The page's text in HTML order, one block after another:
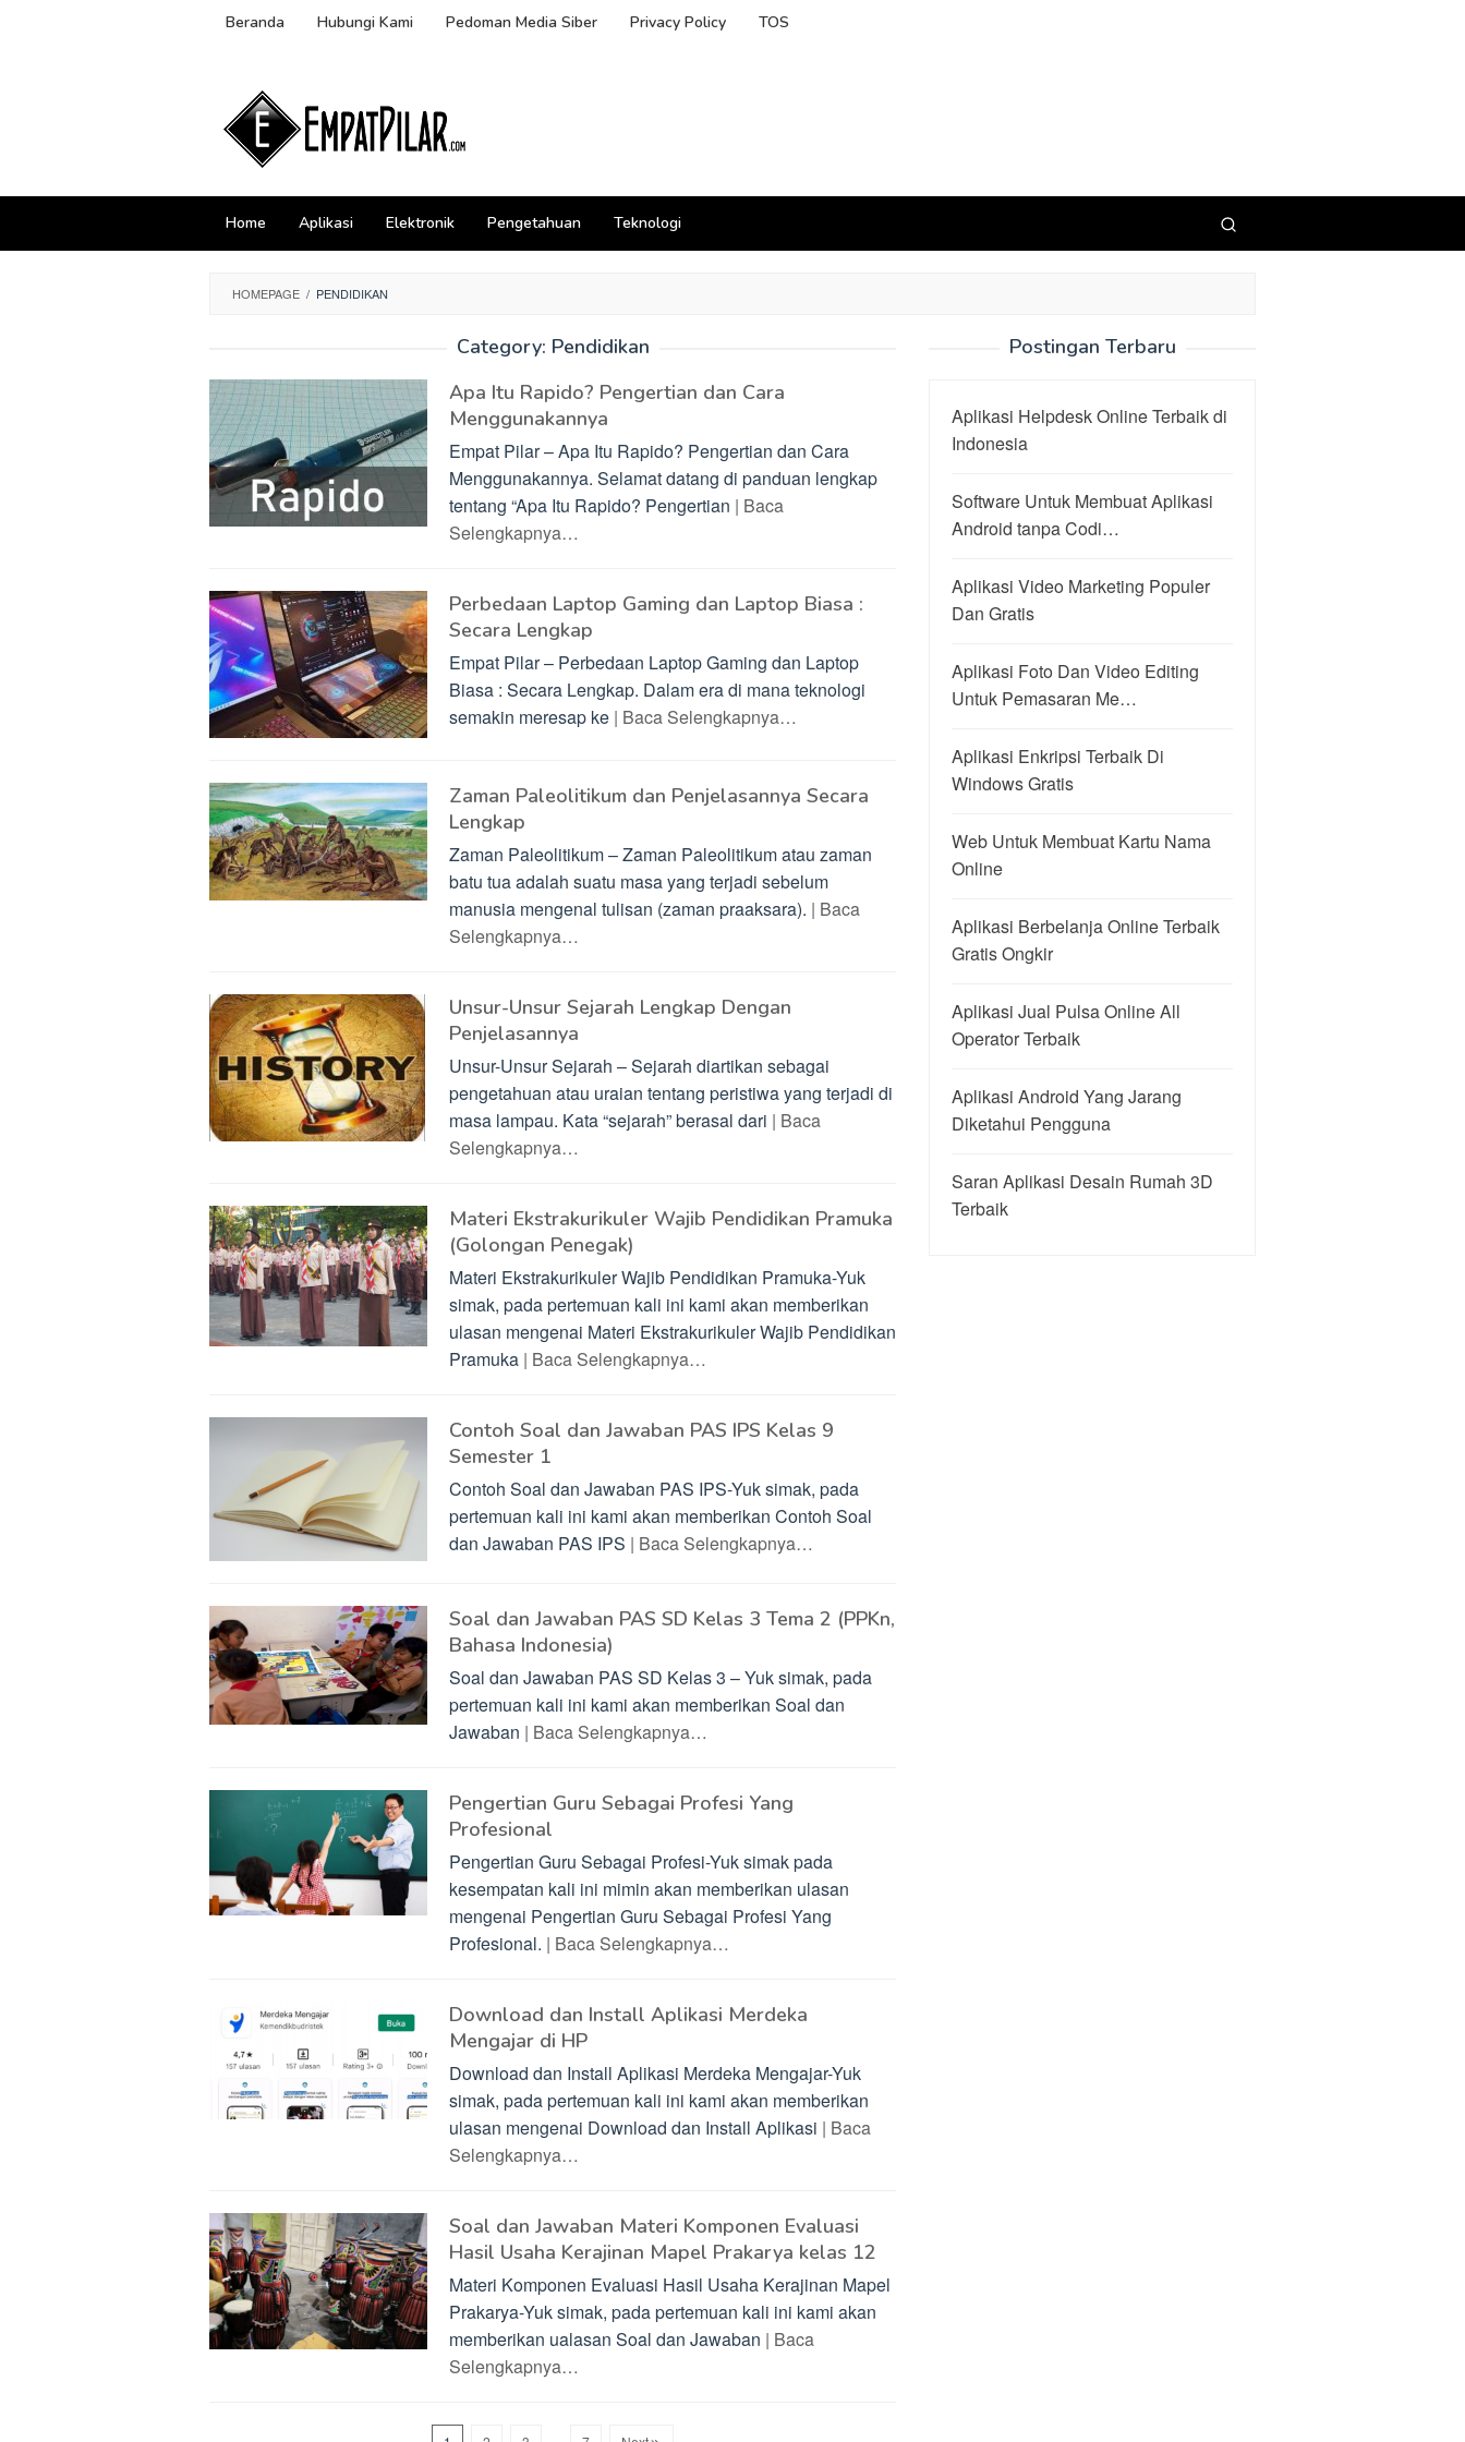
Beranda Hubungi Kami Pedoman Media Siber Privacy Policy TOS
Home Aplikasi Elektronik Pengetahuan Teknologi
HOMEPAGE / PENDIDIKAN
Category: Pendidikan
Apa Itu Rapido? Pengertian dan Cara
Menggunakannya
Empat Pilar – Apa Itu Rapido? Pengertian dan Cara
Menggunakannya. Selamat datang di panduan lengkap
tentang “Apa Itu Rapido? Pengertian | Baca
Selengkapnya…
Perbedaan Laptop Gaming dan Laptop Biasa :
Secara Lengkap
Empat Pilar – Perbedaan Laptop Gaming dan Laptop
Biasa : Secara Lengkap. Dalam era di mana teknologi
semakin meresap ke | Baca Selengkapnya…
Zaman Paleolitikum dan Penjelasannya Secara
Lengkap
Zaman Paleolitikum – Zaman Paleolitikum atau zaman
batu tua adalah suatu masa yang terjadi sebelum
manusia mengenal tulisan (zaman praaksara). | Baca
Selengkapnya…
Unsur-Unsur Sejarah Lengkap Dengan
Penjelasannya
Unsur-Unsur Sejarah – Sejarah diartikan sebagai
pengetahuan atau uraian tentang peristiwa yang terjadi di
masa lampau. Kata “sejarah” berasal dari | Baca
Selengkapnya…
Materi Ekstrakurikuler Wajib Pendidikan Pramuka
(Golongan Penegak)
Materi Ekstrakurikuler Wajib Pendidikan Pramuka-Yuk
simak, pada pertemuan kali ini kami akan memberikan
ulasan mengenai Materi Ekstrakurikuler Wajib Pendidikan
Pramuka | Baca Selengkapnya…
Contoh Soal dan Jawaban PAS IPS Kelas 9
Semester 1
Contoh Soal dan Jawaban PAS IPS-Yuk simak, pada
pertemuan kali ini kami akan memberikan Contoh Soal
dan Jawaban PAS IPS | Baca Selengkapnya…
Soal dan Jawaban PAS SD Kelas 3 Tema 2 (PPKn,
Bahasa Indonesia)
Soal dan Jawaban PAS SD Kelas 3 – Yuk simak, pada
pertemuan kali ini kami akan memberikan Soal dan
Jawaban | Baca Selengkapnya…
Pengertian Guru Sebagai Profesi Yang
Profesional
Pengertian Guru Sebagai Profesi-Yuk simak pada
kesempatan kali ini mimin akan memberikan ulasan
mengenai Pengertian Guru Sebagai Profesi Yang
Profesional. | Baca Selengkapnya…
Download dan Install Aplikasi Merdeka
Mengajar di HP
Download dan Install Aplikasi Merdeka Mengajar-Yuk
simak, pada pertemuan kali ini kami akan memberikan
ulasan mengenai Download dan Install Aplikasi | Baca
Selengkapnya…
Soal dan Jawaban Materi Komponen Evaluasi
Hasil Usaha Kerajinan Mapel Prakarya kelas 12
Materi Komponen Evaluasi Hasil Usaha Kerajinan Mapel
Prakarya-Yuk simak, pada pertemuan kali ini kami akan
memberikan ualasan Soal dan Jawaban | Baca
Selengkapnya…
Postingan Terbaru
Aplikasi Helpdesk Online Terbaik di
Indonesia
Software Untuk Membuat Aplikasi
Android tanpa Codi…
Aplikasi Video Marketing Populer
Dan Gratis
Aplikasi Foto Dan Video Editing
Untuk Pemasaran Me…
Aplikasi Enkripsi Terbaik Di
Windows Gratis
Web Untuk Membuat Kartu Nama
Online
Aplikasi Berbelanja Online Terbaik
Gratis Ongkir
Aplikasi Jual Pulsa Online All
Operator Terbaik
Aplikasi Android Yang Jarang
Diketahui Pengguna
Saran Aplikasi Desain Rumah 3D
Terbaik